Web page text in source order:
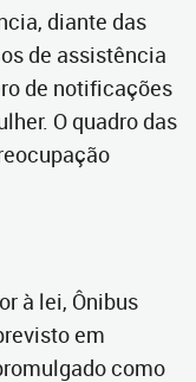
diante das
de assistência
de notificações
O quadro das
à lei, Ônibus
em
como